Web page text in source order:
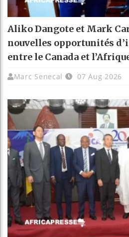
Aliko Dangote et Mark
nouvelles opportunités
entre le Canada et
Marc Senecal 07 Aug 2026